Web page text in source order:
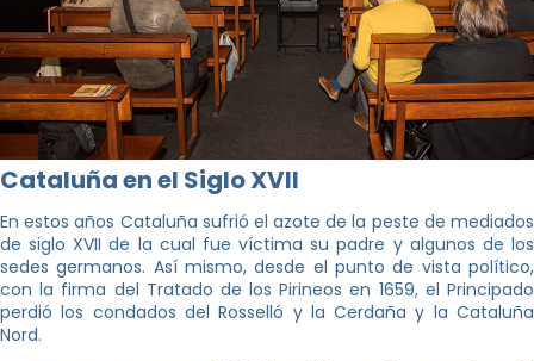
Cataluña en el Siglo XVII
En estos años Cataluña sufrió el azote de la peste de mediados
de siglo XVII de la cual fue víctima su padre y algunos de los
sedes germanos. Así mismo, desde el punto de vista político,
con la firma del Tratado de los Pirineos en 1659, el Principado
perdió los condados del Rosselló y la Cerdaña y la Cataluña
Nord.